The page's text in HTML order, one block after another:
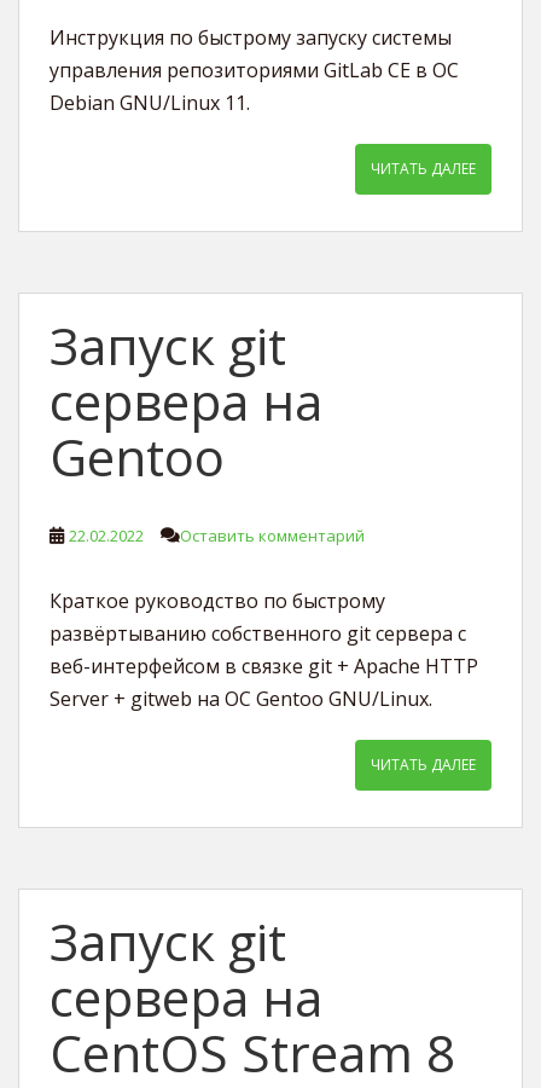
Инструкция по быстрому запуску системы
управления репозиториями GitLab CE в ОС
Debian GNU/Linux 11.
ЧИТАТЬ ДАЛЕЕ
Запуск git
сервера на
Gentoo
22.02.2022 Оставить комментарий
Краткое руководство по быстрому
развёртыванию собственного git сервера с
веб-интерфейсом в связке git + Apache HTTP
Server + gitweb на ОС Gentoo GNU/Linux.
ЧИТАТЬ ДАЛЕЕ
Запуск git
сервера на
CentOS Stream 8